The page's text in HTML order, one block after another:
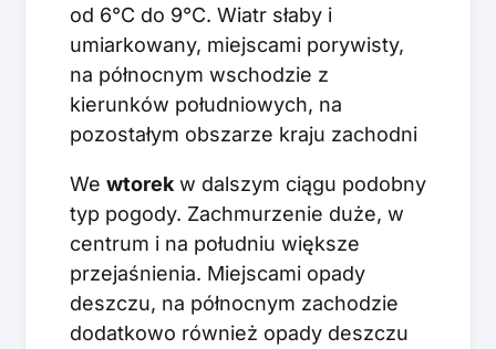
od 6°C do 9°C. Wiatr słaby i
umiarkowany, miejscami porywisty,
na północnym wschodzie z
kierunków południowych, na
pozostałym obszarze kraju zachodni
We wtorek w dalszym ciągu podobny
typ pogody. Zachmurzenie duże, w
centrum i na południu większe
przejaśnienia. Miejscami opady
deszczu, na północnym zachodzie
dodatkowo również opady deszczu